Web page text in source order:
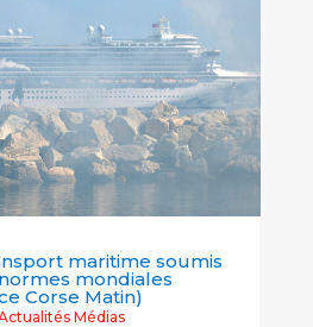
maritime soumis
mondiales
Corse Matin)
Médias